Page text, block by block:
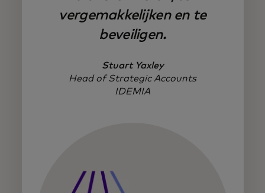
vergemakkelijken en te
beveiligen.
Stuart Yaxley
Head of Strategic Accounts
IDEMIA